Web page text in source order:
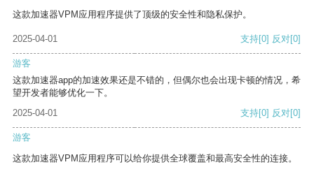
这款加速器VPM应用程序提供了顶级的安全性和隐私保护。
2025-04-01 支持[0] 反对[0]
游客
这款加速器app的加速效果还是不错的，但偶尔也会出现卡顿的情况，希
望开发者能够优化一下。
2025-04-01
支持[0] 反对[0]
游客
这款加速器VPM应用程序可以给你提供全球覆盖和最高安全性的连接。